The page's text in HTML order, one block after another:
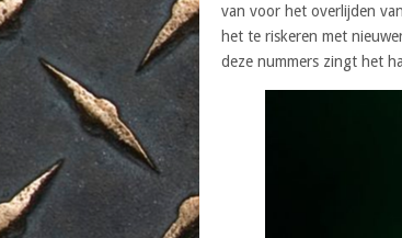
van voor het overlijden
het te riskeren met
deze nummers zingt het